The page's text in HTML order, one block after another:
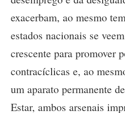
exacerbam, ao mesmo
estados nacionais se
crescente para promover
contracíclicas e, ao
um aparato permanente
Estar, ambos arsenais